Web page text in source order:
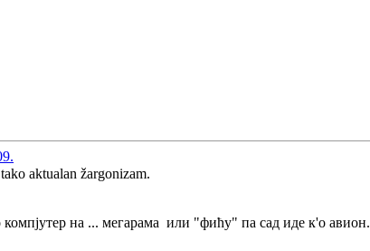
aktualan žargonizam.
на ... мегарама или "фићу" па сад иде к'о авион.